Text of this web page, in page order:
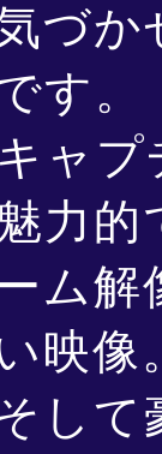
づ
す。
ャ
力
ム
映
し